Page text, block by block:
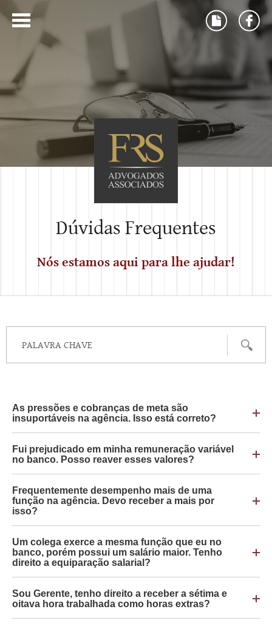
Dúvidas Frequentes
Nós estamos aqui para lhe ajudar!
As pressões e cobranças de meta são
insuportáveis na agência. Isso está correto?
Fui prejudicado em minha remuneração variável
no banco. Posso reaver esses valores?
Frequentemente desempenho mais de uma
função na agência. Devo receber a mais por
isso?
Um colega exerce a mesma função que eu no
banco, porém possui um salário maior. Tenho
direito a equiparação salarial?
Sou Gerente, tenho direito a receber a sétima e
oitava hora trabalhada como horas extras?